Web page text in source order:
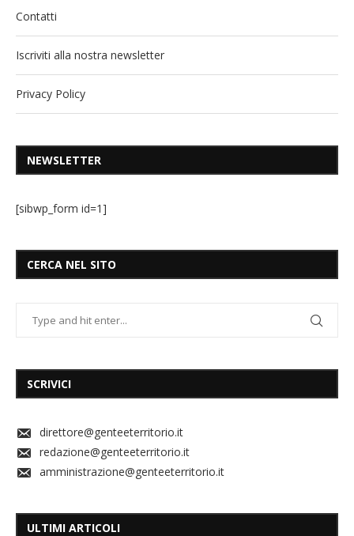
Contatti
Iscriviti alla nostra newsletter
Privacy Policy
NEWSLETTER
[sibwp_form id=1]
CERCA NEL SITO
SCRIVICI
direttore@genteeterritorio.it
redazione@genteeterritorio.it
amministrazione@genteeterritorio.it
ULTIMI ARTICOLI